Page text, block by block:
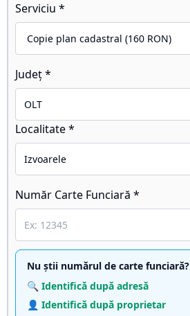
Serviciu *
Județ *
Localitate *
Număr Carte Funciară *
Nu știi numărul de carte funciară?
🔍 Identifică după adresă
👤 Identifică după proprietar